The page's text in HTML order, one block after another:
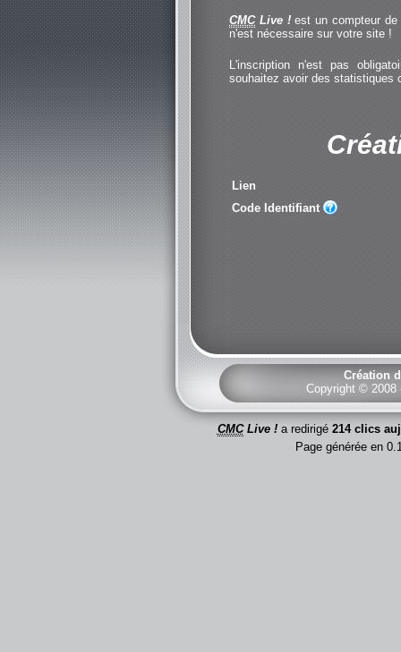
CMCLive !est un compteur de
n'est nécessaire sur votre site !
L'inscription n'est pas
souhaitez avoir des statistiques
Lien
Code Identifiant
Création
Copyright © 2008
CMCLive !a redirigé 214 clics
Page générée en